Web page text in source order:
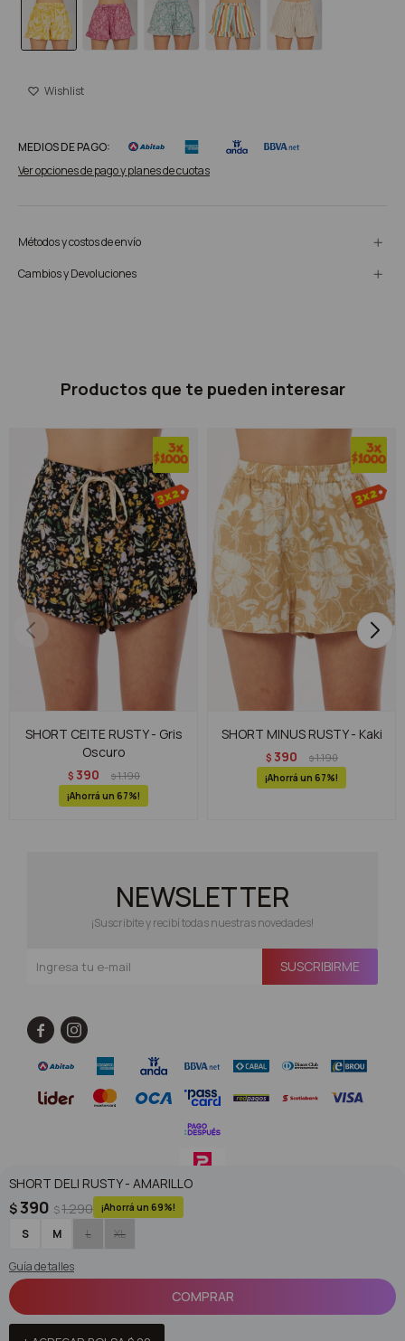
SHORT DELI RUSTY - AMARILLO
$390 $1.290 69
S M L XL
Guía de talles
COMPRAR
MEDIOS DE PAGO:
Ver opciones de pago y planes de cuotas
Métodos y costos de envío
Cambios y Devoluciones
Productos que te pueden interesar
SHORT CEITE RUSTY - Gris
Oscuro
$ 390 $1.190
67
SHORT MINUS RUSTY - Kaki
$ 390 $1.190
67
NEWSLETTER
¡Suscribite y recibí todas nuestras novedades!
SUSCRIBIRME
 
© Copyright 2026 / Superoutlet / FORTER S.A Rut 213720560017